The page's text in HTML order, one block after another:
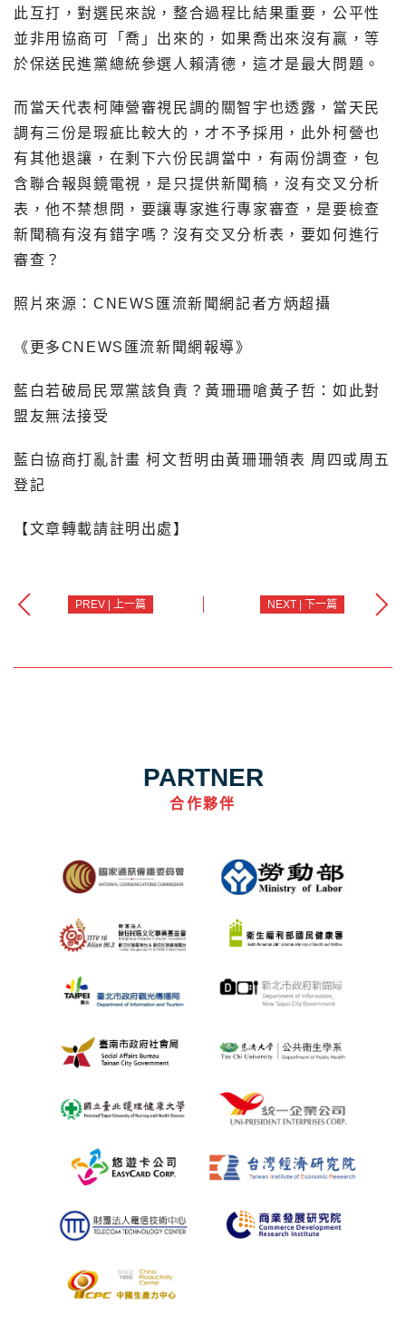
此互打，對選民來說，整合過程比結果重要，公平性
並非用協商可「喬」出來的，如果喬出來沒有贏，等
於保送民進黨總統參選人賴清德，這才是最大問題。
而當天代表柯陣營審視民調的關智宇也透露，當天民
調有三份是瑕疵比較大的，才不予採用，此外柯營也
有其他退讓，在剩下六份民調當中，有兩份調查，包
含聯合報與鏡電視，是只提供新聞稿，沒有交叉分析
表，他不禁想問，要讓專家進行專家審查，是要檢查
新聞稿有沒有錯字嗎？沒有交叉分析表，要如何進行
審查？
照片來源：CNEWS匯流新聞網記者方炳超攝
《更多CNEWS匯流新聞網報導》
藍白若破局民眾黨該負責？黃珊珊嗆黃子哲：如此對
盟友無法接受
藍白協商打亂計畫 柯文哲明由黃珊珊領表 周四或周五
登記
【文章轉載請註明出處】
PREV | 上一篇 NEXT | 下一篇
PARTNER
合作夥伴